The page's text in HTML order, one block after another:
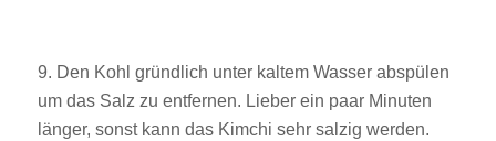
9. Den Kohl gründlich unter kaltem Wasser abspülen
um das Salz zu entfernen. Lieber ein paar Minuten
länger, sonst kann das Kimchi sehr salzig werden.